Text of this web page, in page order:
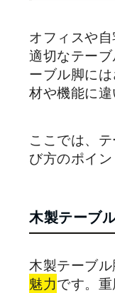
オフィスや自
適切なテー
ーブル脚に
材や機能に違
ここでは、
び方のポイン
木製テーブ
木製テーブル
魅力です。